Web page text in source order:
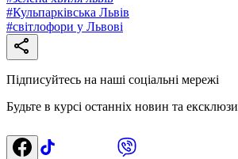
#Кульпарківська Львів
#світлофори у Львові
Підписуйтесь на наші соціальні мережі
Будьте в курсі останніх новин та